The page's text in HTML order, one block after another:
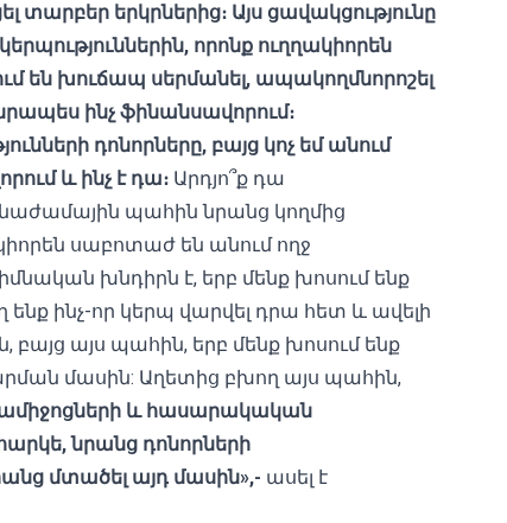
տարբեր երկրներից։ Այս ցավակցությունը
որոնք ուղղակիորեն
են խուճապ սերմանել, ապակողմնորոշել
ինչ ֆինանսավորում։
դոնորները, բայց կոչ եմ անում
և ինչ է դա։ Արդյո՞ք դա
պահին նրանց կողմից
սաբոտաժ են անում ողջ
խնդիրն է, երբ մենք խոսում ենք
ինչ-որ կերպ վարվել դրա հետ և ավելի
բայց այս պահին, երբ մենք խոսում ենք
մասին: Աղետից բխող այս պահին,
և հասարակական
նրանց դոնորների
մտածել այդ մասին»,- ասել է